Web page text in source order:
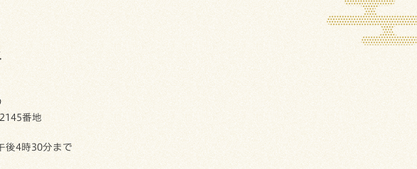
番地
後4時30分まで